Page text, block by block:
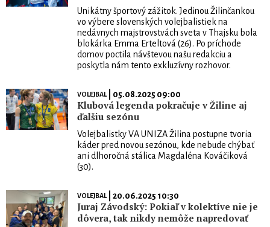
Unikátny športový zážitok. Jedinou Žilinčankou
vo výbere slovenských volejbalistiek na
nedávnych majstrovstvách sveta v Thajsku bola
blokárka Emma Erteltová (26). Po príchode
domov poctila návštevou našu redakciu a
poskytla nám tento exkluzívny rozhovor.
VOLEJBAL| 05.08.2025 09:00
Klubová legenda pokračuje v Žiline aj
ďalšiu sezónu
Volejbalistky VA UNIZA Žilina postupne tvoria
káder pred novou sezónou, kde nebude chýbať
ani dlhoročná stálica Magdaléna Kováčiková
(30).
VOLEJBAL| 20.06.2025 10:30
Juraj Závodský: Pokiaľ v kolektíve nie je
dôvera, tak nikdy nemôže napredovať